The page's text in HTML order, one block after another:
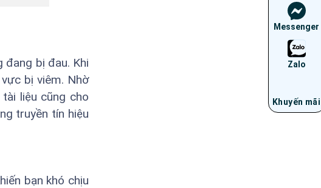
đang bị đau. Khi
bị viêm. Nhờ
liệu cũng cho
truyền tín hiệu
bạn khó chịu
Messenger
Zalo
Khuyến mãi